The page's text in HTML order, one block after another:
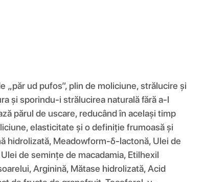
ud pufos”, plin de moliciune, strălucire și
și sporindu-i strălucirea naturală fără a-l
părul de uscare, reducând în același timp
elasticitate și o definiție frumoasă și
hidrolizată, Meadowform-δ-lactonă, Ulei de
de semințe de macadamia, Etilhexil
Arginină, Mătase hidrolizată, Acid